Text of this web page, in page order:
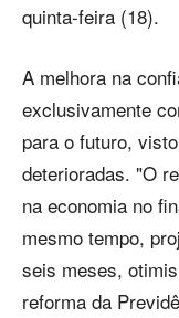
quinta-feira (18).
A melhora na
exclusivamente
para o futuro,
deterioradas. "O
na economia no
mesmo tempo,
seis meses,
reforma da